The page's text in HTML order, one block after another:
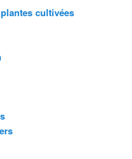
cultivées